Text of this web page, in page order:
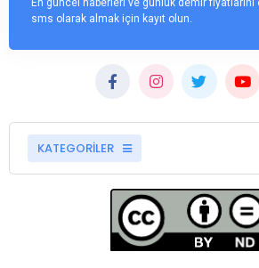
En güncel haberleri ve günlük demir fiyatlarını
sms olarak almak için kayıt olun.
KATEGORİLER